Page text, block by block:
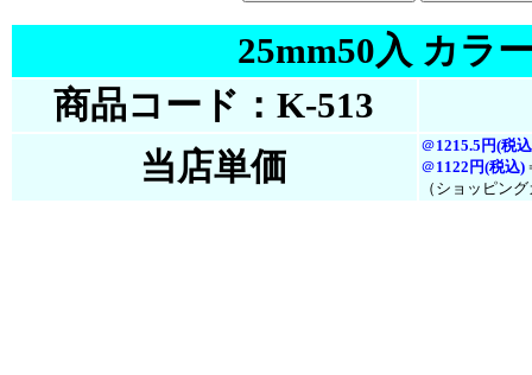
25mm50入 カラ
商品コード：K-513
当店単価
＠1215.5円(税
＠1122円(税込)
（ショッピン